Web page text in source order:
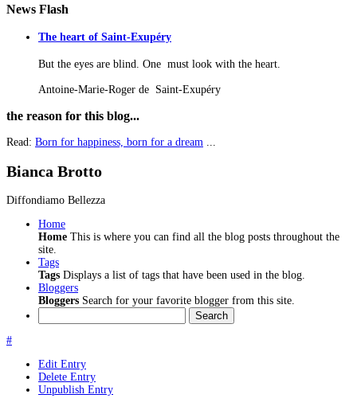
News Flash
The heart of Saint-Exupéry
But the eyes are blind. One must look with the heart.
Antoine-Marie-Roger de Saint-Exupéry
the reason for this blog...
Read: Born for happiness, born for a dream ...
Bianca Brotto
Diffondiamo Bellezza
Home
Home This is where you can find all the blog posts throughout the
site.
Tags
Tags Displays a list of tags that have been used in the blog.
Bloggers
Bloggers Search for your favorite blogger from this site.
Search
#
Edit Entry
Delete Entry
Unpublish Entry